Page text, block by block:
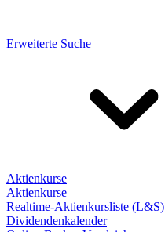
Erweiterte Suche
Aktienkurse
Aktienkurse
Realtime-Aktienkursliste (L&S)
Dividendenkalender